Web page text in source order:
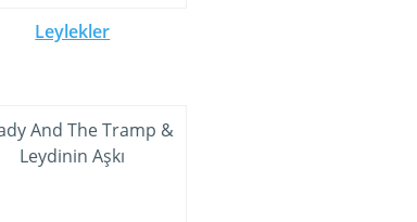
Leylekler